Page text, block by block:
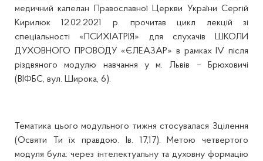
медичний капелан Православної Церкви України Сергій
Кирилюк 12.02.2021 р. прочитав цикл лекцій зі
спеціальності «ПСИХІАТРІЯ» для слухачів ШКОЛИ
ДУХОВНОГО ПРОВОДУ «ЄЛЕАЗАР» в рамках IV після
різдвяного модулю навчання у м. Львів – Брюховичі
(ВІФБС, вул. Широка, 6).
Тематика цього модульного тижня стосувалася Зцілення
(Освяти Ти їх правдою. Ів. 17,17). Метою четвертого
модуля була: через інтелектуальну та духовну формацію